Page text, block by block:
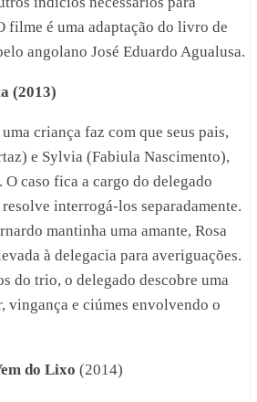
filme é uma adaptação do livro de
angolano José Eduardo Agualusa.
(2013)
criança faz com que seus pais,
e Sylvia (Fabiula Nascimento),
O caso fica a cargo do delegado
interrogá-los separadamente.
mantinha uma amante, Rosa
à delegacia para averiguações.
do trio, o delegado descobre uma
vingança e ciúmes envolvendo o
do Lixo (2014)